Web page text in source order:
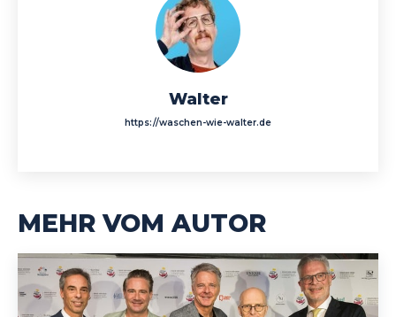
Walter
https://waschen-wie-walter.de
MEHR VOM AUTOR